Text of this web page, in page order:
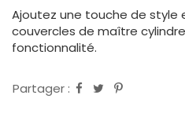
Ajoutez une touche de style
couvercles de maître
fonctionnalité.
Partager :